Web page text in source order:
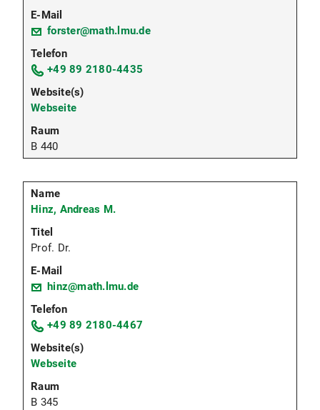
forster@math.lmu.de
+49 89 2180-4435
Webseite
B 440
Hinz, Andreas M.
Prof. Dr.
hinz@math.lmu.de
+49 89 2180-4467
Webseite
B 345